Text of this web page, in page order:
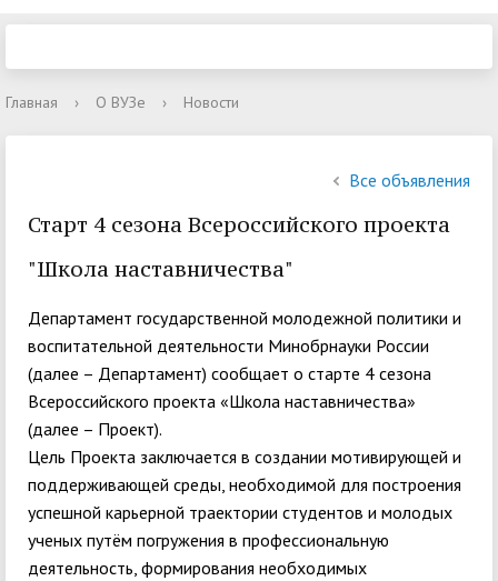
Главная › О ВУЗе › Новости
Все объявления
Старт 4 сезона Всероссийского проекта
"Школа наставничества"
Департамент государственной молодежной политики и
воспитательной деятельности Минобрнауки России
(далее – Департамент) сообщает о старте 4 сезона
Всероссийского проекта «Школа наставничества»
(далее – Проект).
Цель Проекта заключается в создании мотивирующей и
поддерживающей среды, необходимой для построения
успешной карьерной траектории студентов и молодых
ученых путём погружения в профессиональную
деятельность, формирования необходимых